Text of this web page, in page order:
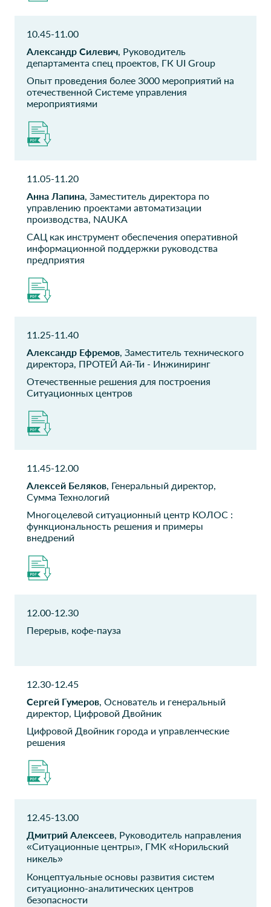
Главный информационный
сотрудник Главного
ситуационно-
аналитического центра
безопасности
Банк ВТБ Открытие
Руководитель направления
ПАО ГМК
Норильский никель
Руководитель направления
телекоммуникационным
технологиям
CPS C. I. S.
Зам генерального
директора
ФГУП ЦНИИХМ
Начальник
инфраструктуры и связи
ООО ЛУКОЙЛ-
Технологии
начальник отдела
экспертизы и апробации
решений
ООО ПУСК
Тюменской области
Начальник отдела
мониторинга и анализа
ДЭТО
HIGHLAND GOLD
развития ИТ
СПб ГКУ ГМЦ
Главный аналитик
стандартизации 26
отдела развития
информационных ресурсов
старший менеджер
Директор проекта
Научно-
исследовательский
финансовый
институт
Министерства
Mars
10.45-11.00
Александр Силевич, Руководитель
департамента спец проектов, ГК UI Group
Опыт проведения более 3000 мероприятий на
отечественной Системе управления
мероприятиями
11.05-11.20
Анна Лапина, Заместитель директора по
управлению проектами автоматизации
производства, NAUKA
САЦ как инструмент обеспечения оперативной
информационной поддержки руководства
предприятия
11.25-11.40
Александр Ефремов, Заместитель технического
директора, ПРОТЕЙ Ай-Ти - Инжиниринг
Отечественные решения для построения
Ситуационных центров
11.45-12.00
Алексей Беляков, Генеральный директор,
Сумма Технологий
Многоцелевой ситуационный центр КОЛОС :
функциональность решения и примеры
внедрений
12.00-12.30
Перерыв, кофе-пауза
12.30-12.45
Сергей Гумеров, Основатель и генеральный
директор, Цифровой Двойник
Цифровой Двойник города и управленческие
решения
12.45-13.00
Дмитрий Алексеев, Руководитель направления
«Ситуационные центры», ГМК «Норильский
никель»
Концептуальные основы развития систем
ситуационно-аналитических центров
безопасности